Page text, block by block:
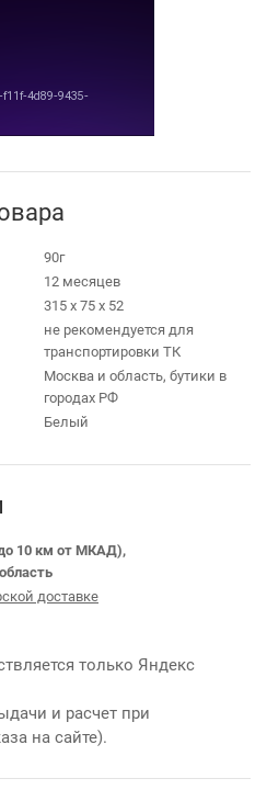
90г
12 месяцев
315 х 75 х 52
не рекомендуется для
транспортировки ТК
Москва и область, бутики в
городах РФ
Белый
10 км от МКАД),
доставке
только Яндекс
и расчет при
на сайте).